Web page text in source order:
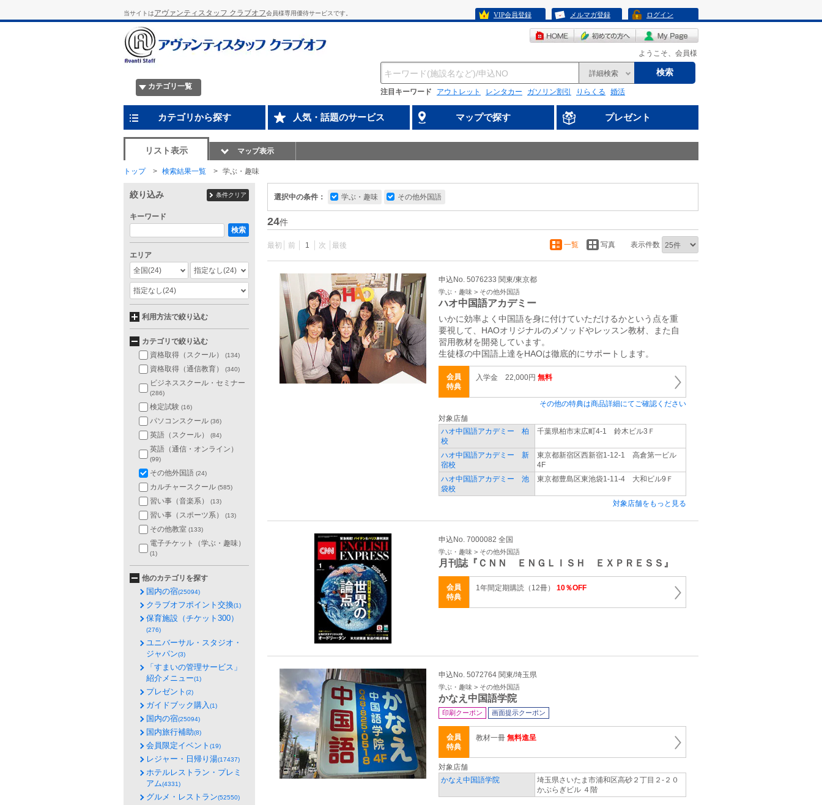
当サイトはアヴァンティスタッフ クラブオフ会員様専用優待サービスです。 VIP会員登録 メルマガ登録 ログイン
ようこそ、会員様
カテゴリ一覧
詳細検索 検索
注目キーワード アウトレット レンタカー ガソリン割引 りらくる 婚活
カテゴリから探す 人気・話題のサービス マップで探す プレゼント
リスト表示 マップ表示
トップ 検索結果一覧 学ぶ・趣味
選択中の条件： 学ぶ・趣味 その他外国語
24件
最初 前 1 次 最後 一覧 写真 表示件数
申込No. 5076233 関東/東京都
学ぶ・趣味 > その他外国語
ハオ中国語アカデミー
いかに効率よく中国語を身に付けていただけるかという点を重
要視して、HAOオリジナルのメソッドやレッスン教材、また自
習用教材を開発しています。
生徒様の中国語上達をHAOは徹底的にサポートします。
会員
特典
入学金 22,000円 無料
その他の特典は商品詳細にてご確認ください
対象店舗
ハオ中国語アカデミー 柏
校
千葉県柏市末広町4‐1 鈴木ビル3Ｆ
ハオ中国語アカデミー 新
宿校
東京都新宿区西新宿1-12-1 高倉第一ビル
4F
ハオ中国語アカデミー 池
袋校
東京都豊島区東池袋1‐11‐4 大和ビル9Ｆ
対象店舗をもっと見る
申込No. 7000082 全国
学ぶ・趣味 > その他外国語
月刊誌『ＣＮＮ ＥＮＧＬＩＳＨ ＥＸＰＲＥＳＳ』
会員
特典
1年間定期購読（12冊） 10％OFF
申込No. 5072764 関東/埼玉県
学ぶ・趣味 > その他外国語
かなえ中国語学院
印刷クーポン 画面提示クーポン
会員
特典
教材一冊 無料進呈
対象店舗
かなえ中国語学院
埼玉県さいたま市浦和区高砂２丁目２-２０
かぶらぎビル ４階
絞り込み 条件クリア
キーワード
検索
エリア
全国(24) 指定なし(24)
指定なし(24)
利用方法で絞り込む
カテゴリで絞り込む
資格取得（スクール）
(134)
資格取得（通信教育） (340)
ビジネススクール・セミナー
(286)
検定試験 (16)
パソコンスクール (36)
英語（スクール） (84)
英語（通信・オンライン）
(99)
その他外国語 (24)
カルチャースクール (585)
習い事（音楽系） (13)
習い事（スポーツ系） (13)
その他教室 (133)
電子チケット（学ぶ・趣味）
(1)
他のカテゴリを探す
国内の宿(25094)
クラブオフポイント交換(1)
保育施設（チケット300）
(276)
ユニバーサル・スタジオ・
ジャパン(3)
「すまいの管理サービス」
紹介メニュー(1)
プレゼント (2)
ガイドブック購入(1)
国内の宿(25094)
国内旅行補助(8)
会員限定イベント (19)
レジャー・日帰り湯(17437)
ホテルレストラン・プレミ
アム(4331)
グルメ・レストラン(52550)